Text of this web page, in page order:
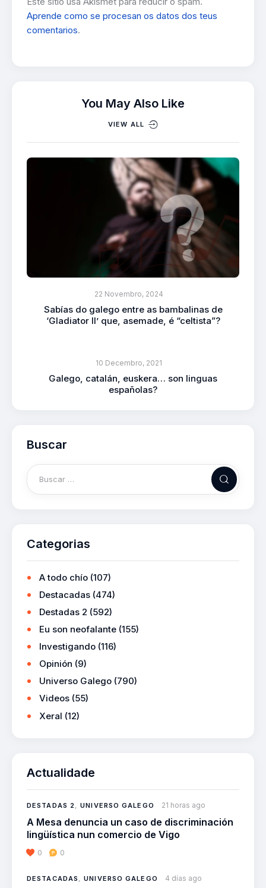
Aprende como se procesan os datos dos teus
comentarios.
You May Also Like
VIEW ALL
22 Novembro, 2024
Sabías do galego entre as bambalinas de
‘Gladiator II’ que, asemade, é “celtista”?
10 Decembro, 2021
Galego, catalán, euskera… son linguas
españolas?
Buscar
Categorias
A todo chío (107)
Destacadas (474)
Destadas 2 (592)
Eu son neofalante (155)
Investigando (116)
Opinión (9)
Universo Galego (790)
Videos (55)
Xeral (12)
Actualidade
DESTADAS 2 ,UNIVERSO GALEGO 21 horas ago
A Mesa denuncia un caso de discriminación
lingüística nun comercio de Vigo
0 0
DESTACADAS ,UNIVERSO GALEGO 4 días ago